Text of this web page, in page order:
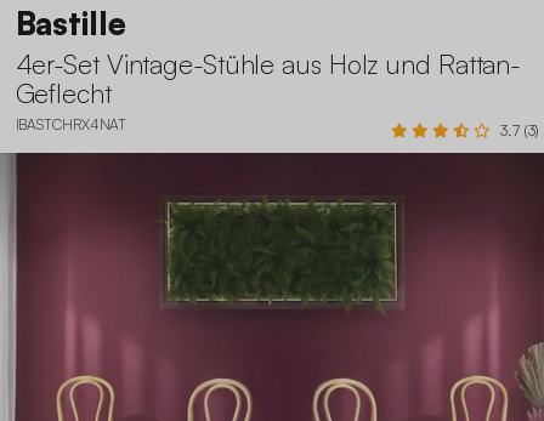
Bastille
4er-Set Vintage-Stühle aus Holz und Rattan-
Geflecht
IBASTCHRX4NAT 3.7 (3)